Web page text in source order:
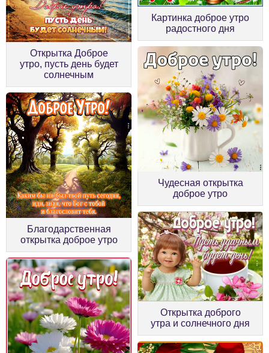
Открытка Доброе
утро, пусть день будет
солнечным
Картинка доброе утро
радостного дня
Благодарственная
открытка доброе утро
Чудесная открытка
доброе утро
Открытка доброго
утра и солнечного дня